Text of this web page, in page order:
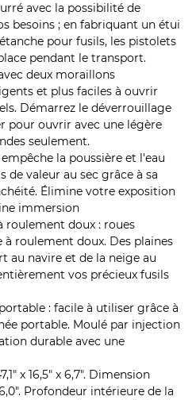
avec la possibilité de
besoins ; en fabriquant un étui
pour fusils, les pistolets
pendant le transport.
deux moraillons
et plus faciles à ouvrir
Démarrez le déverrouillage
pour ouvrir avec une légère
seulement.
la poussière et l'eau
de valeur au sec grâce à sa
Élimine votre exposition
immersion
roulement doux : roues
roulement doux. Des plaines
au navire et de la neige au
vos précieux fusils
: facile à utiliser grâce à
portable. Moulé par injection
durable avec une
x 16,5" x 6,7". Dimension
Profondeur intérieure de la